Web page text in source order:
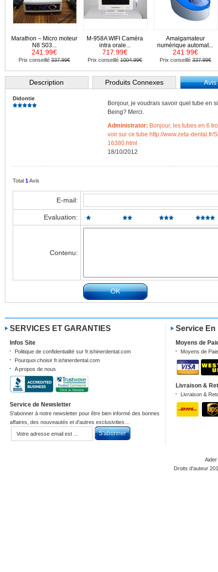
Marathon – Micro moteur
N8 S03...
241.99€
Prix conseillé 337.99€
M-958A WIFI Caméra
intra orale...
717.99€
Prix conseillé 1004.99€
Amalgamateur
numérique automat...
241.99€
Prix conseillé 337.99€
Description Produits Connexes
Didontie
Bonjour, je voudrais savoir quel tube en
Being? Merci.
Administrator: Bonjour, les tubes en 6
voir sur ce tube http://www.zeta-
16380.html
18/10/2012
Total 1Avis
E-mail:
Evaluation:
Contenu:
SERVICES ET GARANTIES
Infos Site
Politique de confidentialité sur fr.ishinerdental.com
Pourquoi choisir fr.ishinerdental.com
A propos de nous
Service de Newsletter
S'abonner à notre newsletter pour être bien informé des bonnes
affaires, des nouveautés et d'autres exclusivities…
Service En
Moyens de
Moyens de
Livraison &
Livraison &
Aider
Droits d'auteur